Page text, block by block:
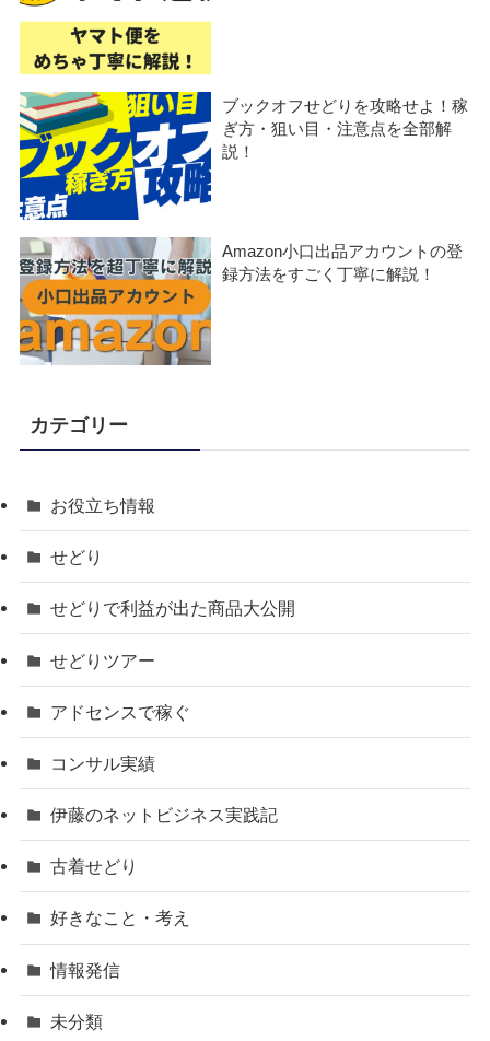
ブックオフせどりを攻略せよ！稼
ぎ方・狙い目・注意点を全部解
説！
Amazon小口出品アカウントの登
録方法をすごく丁寧に解説！
カテゴリー
お役立ち情報
せどり
せどりで利益が出た商品大公開
せどりツアー
アドセンスで稼ぐ
コンサル実績
伊藤のネットビジネス実践記
古着せどり
好きなこと・考え
情報発信
未分類